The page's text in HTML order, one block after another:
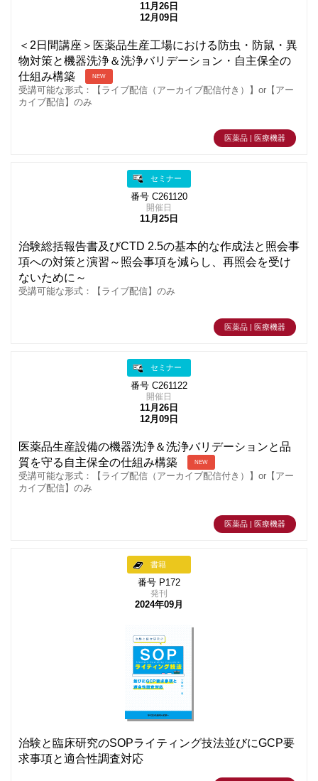
11月26日
12月09日
＜2日間講座＞医薬品生産工場における防虫・防鼠・異
物対策と機器洗浄＆洗浄バリデーション・自主保全の
仕組み構築
NEW
受講可能な形式：【ライブ配信（アーカイブ配信付き）】or【アー
カイブ配信】のみ
医薬品 | 医療機器
セミナー
番号 C261120
開催日
11月25日
治験総括報告書及びCTD 2.5の基本的な作成法と照会事
項への対策と演習～照会事項を減らし、再照会を受け
ないために～
受講可能な形式：【ライブ配信】のみ
医薬品 | 医療機器
セミナー
番号 C261122
開催日
11月26日
12月09日
医薬品生産設備の機器洗浄＆洗浄バリデーションと品
質を守る自主保全の仕組み構築
NEW
受講可能な形式：【ライブ配信（アーカイブ配信付き）】or【アー
カイブ配信】のみ
医薬品 | 医療機器
書籍
番号 P172
発刊
2024年09月
治験と臨床研究のSOPライティング技法並びにGCP要
求事項と適合性調査対応